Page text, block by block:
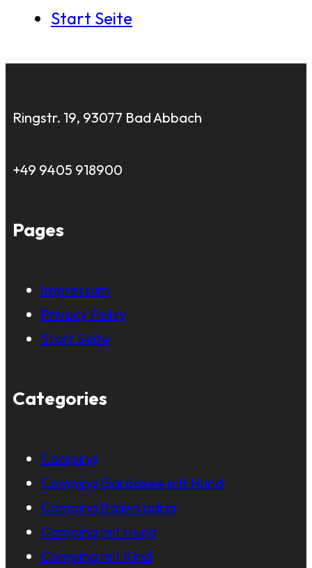
Start Seite
Ringstr. 19, 93077 Bad Abbach
+49 9405 918900
Pages
Impressum
Privacy Policy
Start Seite
Categories
Camping
Camping Gardasee mit Hund
Camping Italien adria
Camping mit Hund
Camping mit Kind